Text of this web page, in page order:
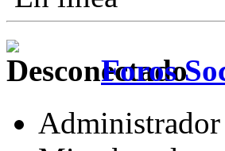
Foros
Administrador